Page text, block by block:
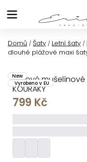
na
Domů / Šaty / Letní šaty /
dlouhé plážové maxi šaty
Béžové
KOURAKY
New
Vyrobeno v EU
799 Kč